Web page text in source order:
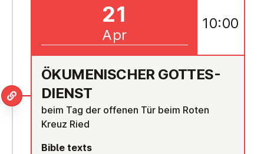
ÖKU­MEN­IS­CHER GOTTES­
DI­ENST
beim Tag der offenen Tür beim Roten
Kreuz Ried
Bible texts
21
Apr
10:00